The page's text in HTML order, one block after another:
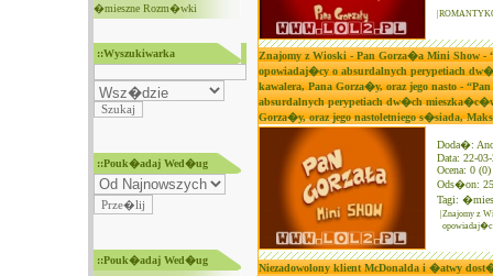
�mieszne Rozm�wki
::Wyszukiwarka
::Pouk�adaj Wed�ug
::Pouk�adaj Wed�ug
Znajomy z Wioski - Pan Gorza�a Mini Show -
opowiadaj�cy o absurdalnych perypetiach
kawalera, Pana Gorza�y, oraz jego nasto -
absurdalnych perypetiach dw�ch
Gorza�y, oraz jego nastoletniego s�siada,
Doda�:
Data: 22-
Ocena: 0 (0)
Ods�on:
Tagi:
|Znajomy z
Niezadowolony klient McDonalda i �atwy